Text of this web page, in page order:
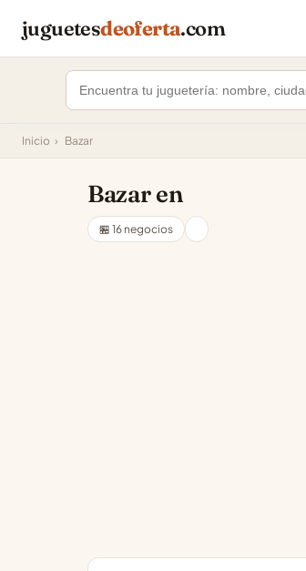
juguetesdeoferta.com
Inicio › Bazar
Bazar en
🏪 16 negocios